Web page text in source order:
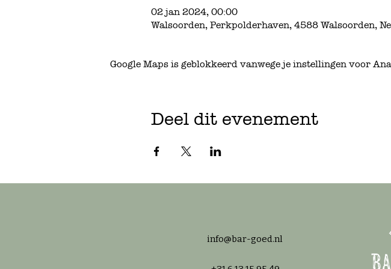
02 jan 2024, 00:00
Walsoorden, Perkpolderhaven, 4588 Walsoorden,
Google Maps is geblokkeerd vanwege je instellingen voor
Deel dit evenement
info@bar-goed.nl